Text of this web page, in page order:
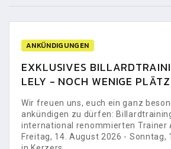
ANKÜNDIGUNGEN
EXKLUSIVES
LELY - NOCH WENIGE
Wir freuen uns, euch ein ganz
ankündigen zu dürfen:
international renommierten Trainer
Freitag, 14. August 2026 - Sonntag,